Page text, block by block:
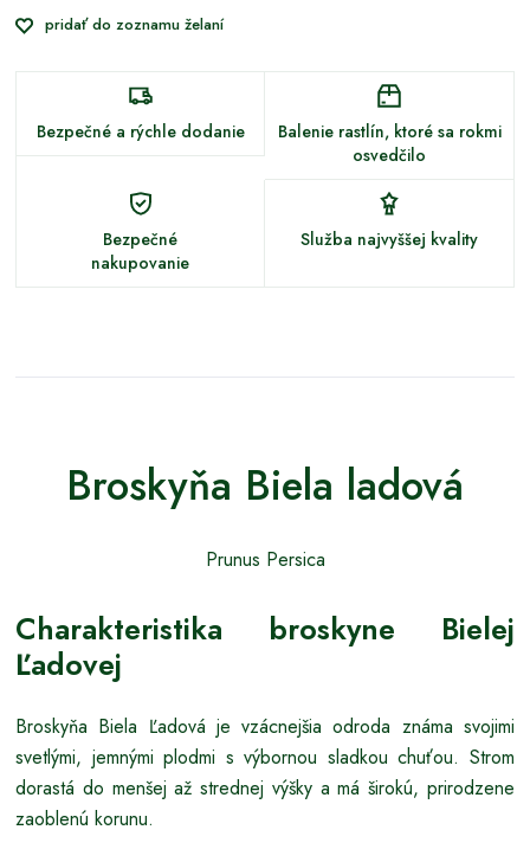
pridať do zoznamu želaní
Bezpečné a rýchle dodanie
Balenie rastlín, ktoré sa rokmi
osvedčilo
Bezpečné
nakupovanie
Služba najvyššej kvality
Broskyňa Biela ladová
Prunus Persica
Charakteristika broskyne Bielej
Ľadovej
Broskyňa Biela Ľadová je vzácnejšia odroda známa svojimi
svetlými, jemnými plodmi s výbornou sladkou chuťou. Strom
dorastá do menšej až strednej výšky a má širokú, prirodzene
zaoblenú korunu.